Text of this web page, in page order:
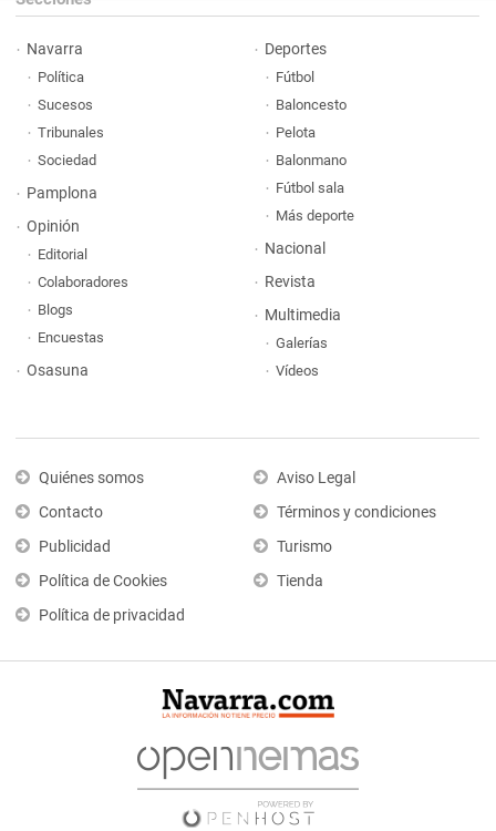
Navarra
Política
Sucesos
Tribunales
Sociedad
Pamplona
Opinión
Editorial
Colaboradores
Blogs
Encuestas
Osasuna
Deportes
Fútbol
Baloncesto
Pelota
Balonmano
Fútbol sala
Más deporte
Nacional
Revista
Multimedia
Galerías
Vídeos
Quiénes somos
Contacto
Publicidad
Política de Cookies
Política de privacidad
Aviso Legal
Términos y condiciones
Turismo
Tienda